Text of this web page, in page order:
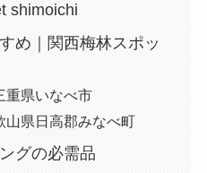
shimoichi
め｜関西梅林スポッ
重県いなべ市
山県日高郡みなべ町
グの必需品